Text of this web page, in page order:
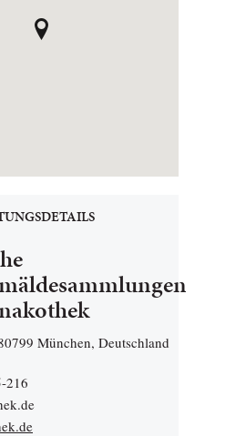
München, Deutschland
216